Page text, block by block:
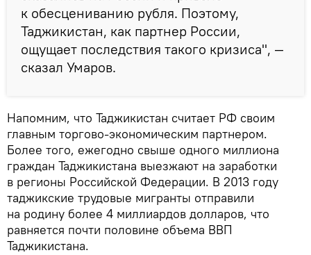
к обесцениванию рубля. Поэтому,
Таджикистан, как партнер России,
ощущает последствия такого кризиса", —
сказал Умаров.
Напомним, что Таджикистан считает РФ своим
главным торгово-экономическим партнером.
Более того, ежегодно свыше одного миллиона
граждан Таджикистана выезжают на заработки
в регионы Российской Федерации. В 2013 году
таджикские трудовые мигранты отправили
на родину более 4 миллиардов долларов, что
равняется почти половине объема ВВП
Таджикистана.